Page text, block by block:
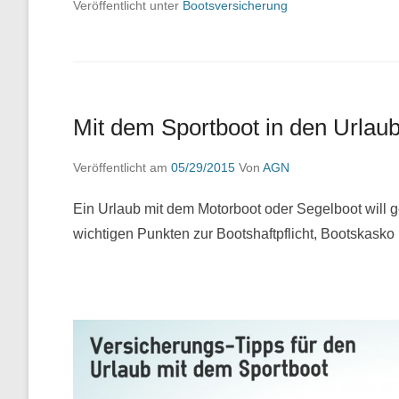
Veröffentlicht unter Bootsversicherung
Mit dem Sportboot in den
Veröffentlicht am 05/29/2015 Von AGN
Ein Urlaub mit dem Motorboot oder Segelboot will
wichtigen Punkten zur Bootshaftpflicht, Bootskasko